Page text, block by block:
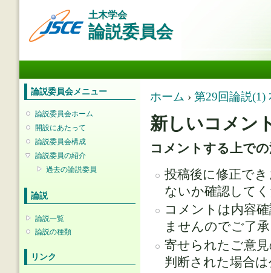
に
動
土木学会
論説委員会
論説委員会メニュー
論説委員会ホーム
開設にあたって
論説委員会構成
論説委員の紹介
過去の論説委員
論説
論説一覧
論説の種類
リンク
現在地
ホーム › 第29回論説(1)
新しいコメン
コメントする上で
投稿後に修正で
ないか確認して
コメントは内容
ませんのでご了
寄せられたご意
判断された場合